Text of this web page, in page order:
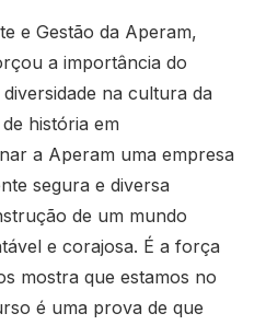
e Gestão da Aperam,
a importância do
na cultura da
história em
a Aperam uma empresa
segura e diversa
de um mundo
e corajosa. É a força
mostra que estamos no
é uma prova de que